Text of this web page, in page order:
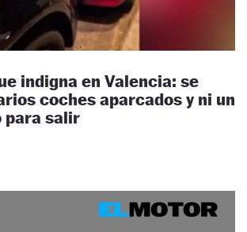
indigna en Valencia: se
coches aparcados y ni un
para salir